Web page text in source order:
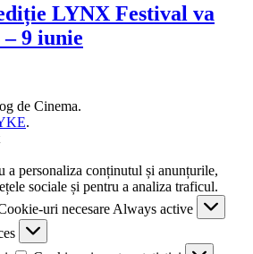
LYNX Festival va
9 iunie
de Cinema.
.
a personaliza conținutul și anunțurile,
sociale și pentru a analiza traficul.
uri necesare Always active